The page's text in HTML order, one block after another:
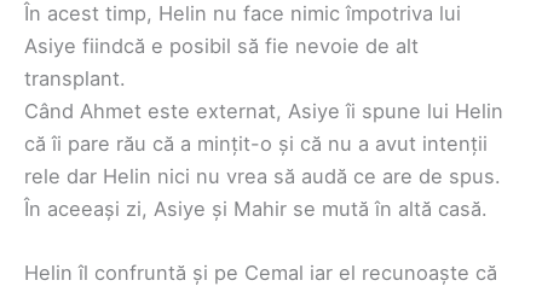
În acest timp, Helin nu face nimic împotriva lui
Asiye fiindcă e posibil să fie nevoie de alt
transplant.
Când Ahmet este externat, Asiye îi spune lui Helin
că îi pare rău că a mințit-o și că nu a avut intenții
rele dar Helin nici nu vrea să audă ce are de spus.
În aceeași zi, Asiye și Mahir se mută în altă casă.
Helin îl confruntă și pe Cemal iar el recunoaște că